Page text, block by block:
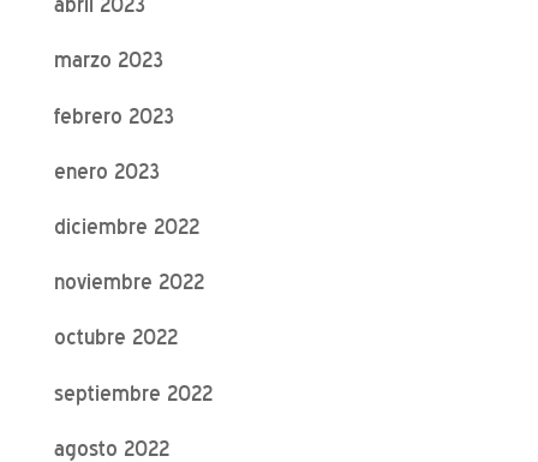
marzo 2023
febrero 2023
enero 2023
diciembre 2022
noviembre 2022
octubre 2022
septiembre 2022
agosto 2022